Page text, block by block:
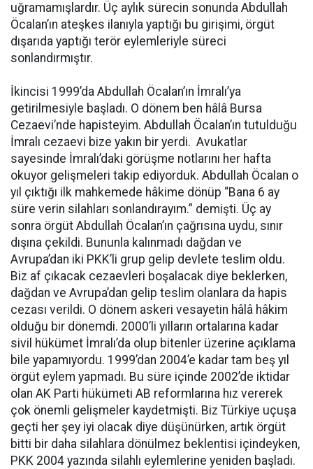
uğramamışlardır. Üç aylık sürecin sonunda Abdullah
Öcalan’ın ateşkes ilanıyla yaptığı bu girişimi, örgüt
dışarıda yaptığı terör eylemleriyle süreci
sonlandırmıştır.
İkincisi 1999’da Abdullah Öcalan’ın İmralı’ya
getirilmesiyle başladı. O dönem ben hâlâ Bursa
Cezaevi’nde hapisteyim. Abdullah Öcalan’ın tutulduğu
İmralı cezaevi bize yakın bir yerdi. Avukatlar
sayesinde İmralı’daki görüşme notlarını her hafta
okuyor gelişmeleri takip ediyorduk. Abdullah Öcalan o
yıl çıktığı ilk mahkemede hâkime dönüp “Bana 6 ay
süre verin silahları sonlandırayım.” demişti. Üç ay
sonra örgüt Abdullah Öcalan’ın çağrısına uydu, sınır
dışına çekildi. Bununla kalınmadı dağdan ve
Avrupa’dan iki PKK’li grup gelip devlete teslim oldu.
Biz af çıkacak cezaevleri boşalacak diye beklerken,
dağdan ve Avrupa’dan gelip teslim olanlara da hapis
cezası verildi. O dönem askeri vesayetin hâlâ hâkim
olduğu bir dönemdi. 2000’li yılların ortalarına kadar
sivil hükümet İmralı’da olup bitenler üzerine açıklama
bile yapamıyordu. 1999’dan 2004’e kadar tam beş yıl
örgüt eylem yapmadı. Bu süre içinde 2002’de iktidar
olan AK Parti hükümeti AB reformlarına hız vererek
çok önemli gelişmeler kaydetmişti. Biz Türkiye uçuşa
geçti her şey iyi olacak diye düşünürken, artık örgüt
bitti bir daha silahlara dönülmez beklentisi içindeyken,
PKK 2004 yazında silahlı eylemlerine yeniden başladı.